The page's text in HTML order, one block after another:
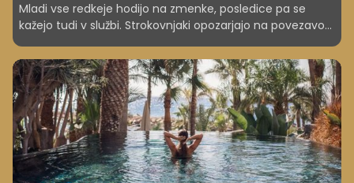
Mladi vse redkeje hodijo na zmenke, posledice pa se
kažejo tudi v službi. Strokovnjaki opozarjajo na povezavo
med ljubeznijo, samozavestjo in produktivnostjo.